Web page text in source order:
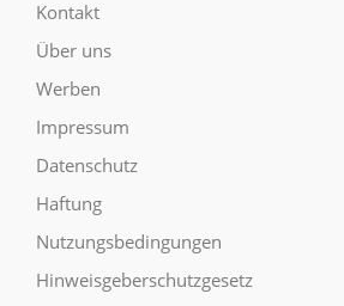
Kontakt
Über uns
Werben
Impressum
Datenschutz
Haftung
Nutzungsbedingungen
Hinweisgeberschutzgesetz